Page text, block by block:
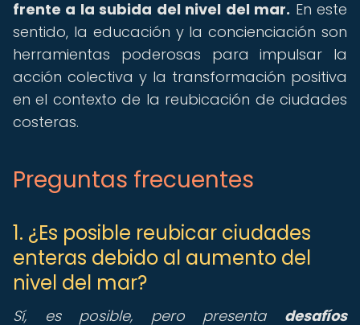
frente a la subida del nivel del mar. En este
sentido, la educación y la concienciación son
herramientas poderosas para impulsar la
acción colectiva y la transformación positiva
en el contexto de la reubicación de ciudades
costeras.
Preguntas frecuentes
1. ¿Es posible reubicar ciudades
enteras debido al aumento del
nivel del mar?
Sí, es posible, pero presenta desafíos